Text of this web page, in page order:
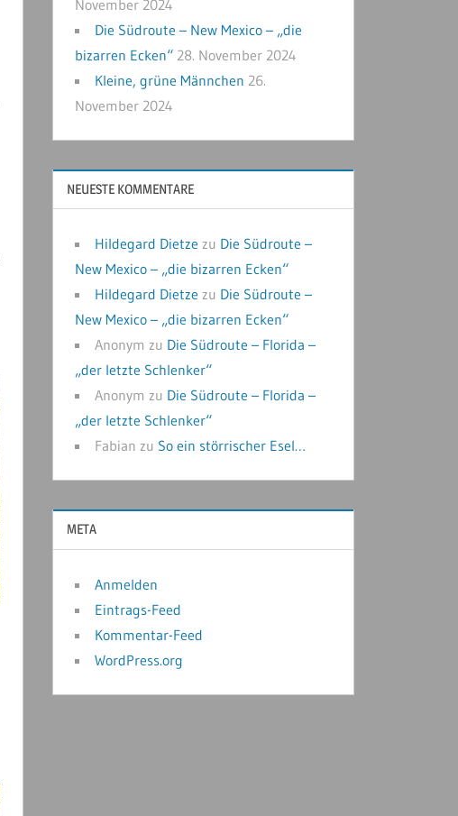
November 2024
Die Südroute – New Mexico – „die
bizarren Ecken“ 28. November 2024
Kleine, grüne Männchen 26.
November 2024
NEUESTE KOMMENTARE
Hildegard Dietze zu Die Südroute –
New Mexico – „die bizarren Ecken“
Hildegard Dietze zu Die Südroute –
New Mexico – „die bizarren Ecken“
Anonym zu Die Südroute – Florida –
„der letzte Schlenker“
Anonym zu Die Südroute – Florida –
„der letzte Schlenker“
Fabian zu So ein störrischer Esel…
META
Anmelden
Eintrags-Feed
Kommentar-Feed
WordPress.org